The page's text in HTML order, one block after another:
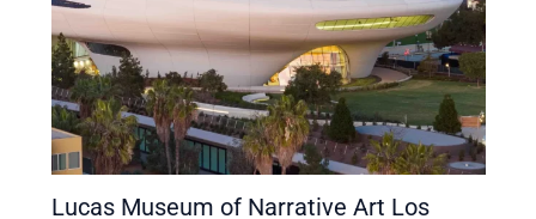
Lucas Museum of Narrative Art Los